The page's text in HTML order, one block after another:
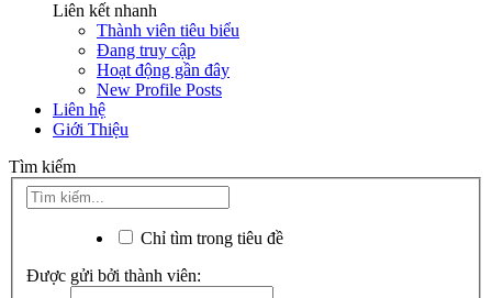
Liên kết nhanh
Thành viên tiêu biểu
Đang truy cập
Hoạt động gần đây
New Profile Posts
Liên hệ
Giới Thiệu
Tìm kiếm
Chỉ tìm trong tiêu đề
Được gửi bởi thành viên: